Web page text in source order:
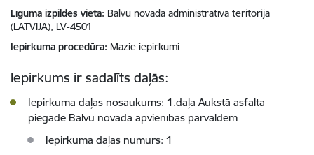
Līguma izpildes vieta Balvu novada administratīvā teritorija
(LATVIJA), LV-4501
Iepirkuma procedūra Mazie iepirkumi
Iepirkums ir sadalīts daļās:
Iepirkuma daļas nosaukums: 1.daļa Aukstā asfalta
piegāde Balvu novada apvienības pārvaldēm
Iepirkuma daļas numurs: 1